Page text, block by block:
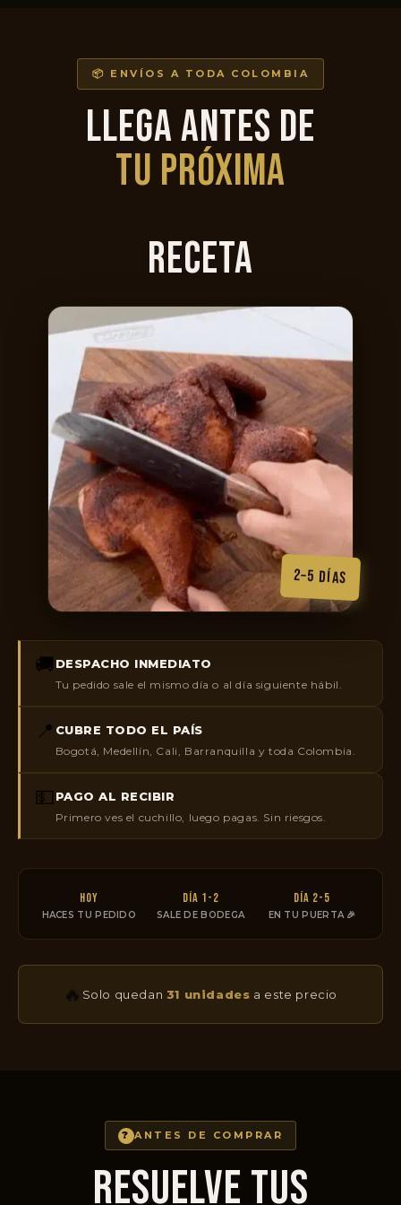
📦 ENVÍOS A TODA COLOMBIA
LLEGA ANTES DE
TU PRÓXIMA
RECETA
2–5 DÍAS
🚚 DESPACHO INMEDIATO
Tu pedido sale el mismo día o al día siguiente hábil.
📍 CUBRE TODO EL PAÍS
Bogotá, Medellín, Cali, Barranquilla y toda Colombia.
💵 PAGO AL RECIBIR
Primero ves el cuchillo, luego pagas. Sin riesgos.
HOY
HACES TU PEDIDO
DÍA 1-2
SALE DE BODEGA
DÍA 2-5
EN TU PUERTA 🎉
🔥 Solo quedan 31 unidades a este precio
? ANTES DE COMPRAR
RESUELVE TUS